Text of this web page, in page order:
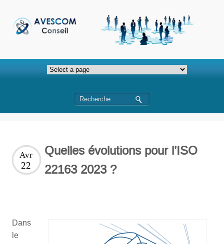
Quelles évolutions pour l’ISO
22163 2023 ?
Avr
22
Dans
le